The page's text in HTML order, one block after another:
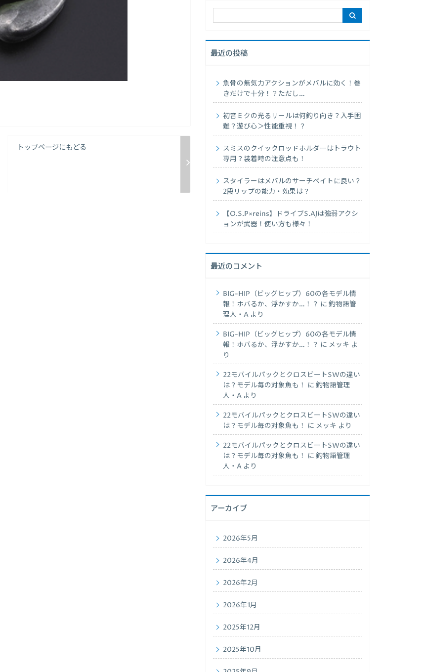
トップページにもどる
最近の投稿
魚骨の無気力アクションがメバルに効く！巻
きだけで十分！？ただし…
初音ミクの光るリールは何釣り向き？入手困
難？遊び心＞性能重視！？
スミスのクイックロッドホルダーはトラウト
専用？装着時の注意点も！
スタイラーはメバルのサーチベイトに良い？
2段リップの能力・効果は？
【O.S.P×reins】ドライブS.AJは強弱アクシ
ョンが武器！使い方も様々！
最近のコメント
BIG-HIP（ビッグヒップ）60の各モデル情
報！ホバるか、浮かすか…！？ に釣物語管
理人・A より
BIG-HIP（ビッグヒップ）60の各モデル情
報！ホバるか、浮かすか…！？ に メッキ よ
り
22モバイルパックとクロスビートSWの違い
は？モデル毎の対象魚も！
に釣物語管理
人・A より
22モバイルパックとクロスビートSWの違い
は？モデル毎の対象魚も！
に メッキ より
22モバイルパックとクロスビートSWの違い
は？モデル毎の対象魚も！
に釣物語管理
人・A より
アーカイブ
2026年5月
2026年4月
2026年2月
2026年1月
2025年12月
2025年10月